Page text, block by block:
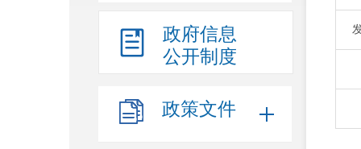
政府信息
公开制度
政策文件